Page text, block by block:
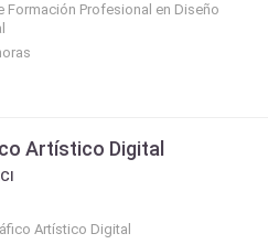
Formación Profesional en Diseño
Artístico Digital
Artístico Digital